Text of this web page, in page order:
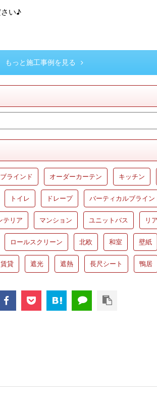
い♪
もっと施工事例を見る
ラインド オーダーカーテン キッチン
トイレ ドレープ バーティカルブライン
テリア マンション ユニットバス リ
ロールスクリーン 北欧 和室 壁紙
賃貸 遮光 遮熱 長尺シート 鴨居